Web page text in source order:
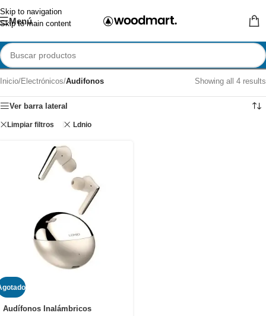
Skip to navigation
Skip to main content
Menú
Inicio/Electrónicos/Audifonos Showing all 4 results
Ver barra lateral
Limpiar filtros Ldnio
Audífonos Inalámbricos